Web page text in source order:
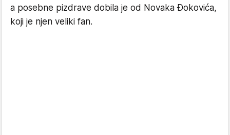
a posebne pizdrave dobila je od Novaka Đokovića,
koji je njen veliki fan.